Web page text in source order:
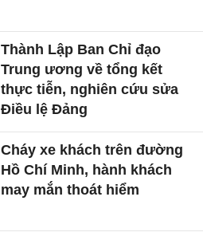
Thành Lập Ban Chỉ đạo
Trung ương về tổng kết
thực tiễn, nghiên cứu sửa
Điều lệ Đảng
Cháy xe khách trên đường
Hồ Chí Minh, hành khách
may mắn thoát hiểm